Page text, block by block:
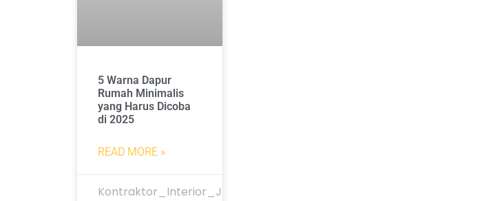
5 Warna Dapur
Rumah Minimalis
yang Harus Dicoba
di 2025
READ MORE »
Kontraktor_Interior_Jakarta